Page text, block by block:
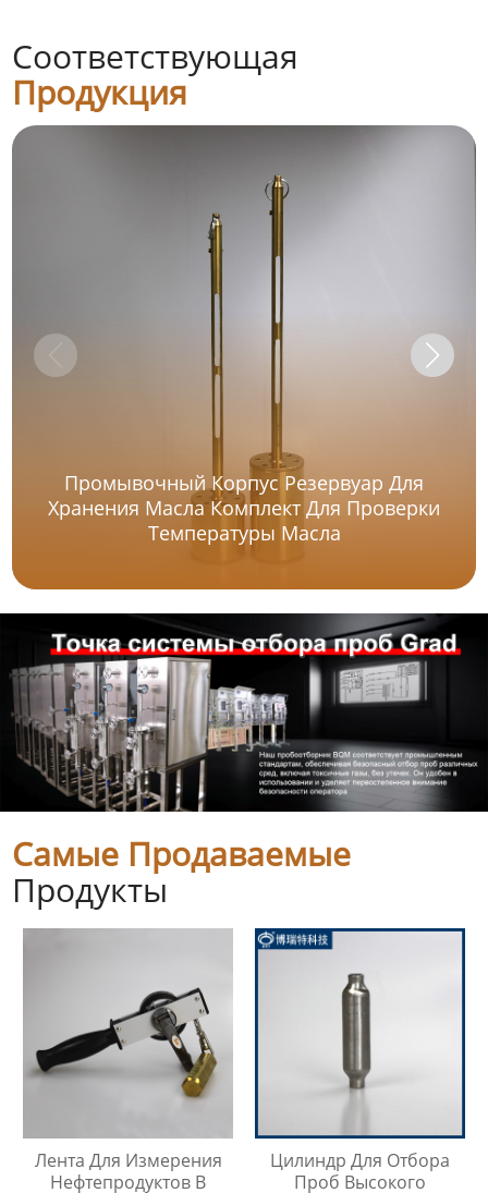
Соответствующая
Продукция
Промывочный Корпус Резервуар Для
Хранения Масла Комплект Для Проверки
Температуры Масла
Самые Продаваемые
Продукты
Лента Для Измерения
Нефтепродуктов В
Цилиндр Для Отбора
Проб Высокого